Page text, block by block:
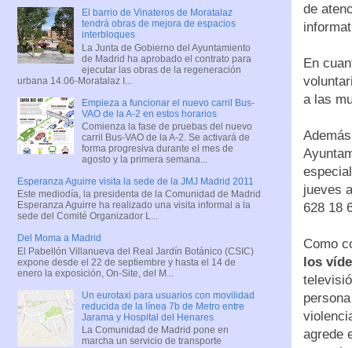
de
En
a las
jueves
628 18
Como
los
agrede
El barrio de Vinateros de Moratalaz
tendrá obras de mejora de espacios
interbloques
La Junta de Gobierno del Ayuntamiento
de Madrid ha aprobado el contrato para
ejecutar las obras de la regeneración
urbana 14.06-Moratalaz I...
Empieza a funcionar el nuevo carril Bus-
VAO de la A-2 en estos horarios
Comienza la fase de pruebas del nuevo
carril Bus-VAO de la A-2. Se activará de
forma progresiva durante el mes de
agosto y la primera semana...
Esperanza Aguirre visita la sede de la JMJ Madrid 2011
Este mediodía, la presidenta de la Comunidad de Madrid
Esperanza Aguirre ha realizado una visita informal a la
sede del Comité Organizador L...
Del Moma a Madrid
El Pabellón Villanueva del Real Jardín Botánico (CSIC)
expone desde el 22 de septiembre y hasta el 14 de
enero la exposición, On-Site, del M...
Un eurotaxi para usuarios con movilidad
reducida de la línea 7b de Metro entre
Jarama y Hospital del Henares
La Comunidad de Madrid pone en
marcha un servicio de transporte